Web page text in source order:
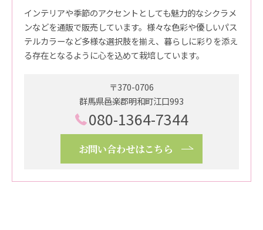
インテリアや季節のアクセントとしても魅力的なシクラメ
ンなどを通販で販売しています。様々な色彩や優しいパス
テルカラーなど多様な選択肢を揃え、暮らしに彩りを添え
る存在となるように心を込めて栽培しています。
〒370-0706
群馬県邑楽郡明和町江口993
080-1364-7344
お問い合わせはこちら